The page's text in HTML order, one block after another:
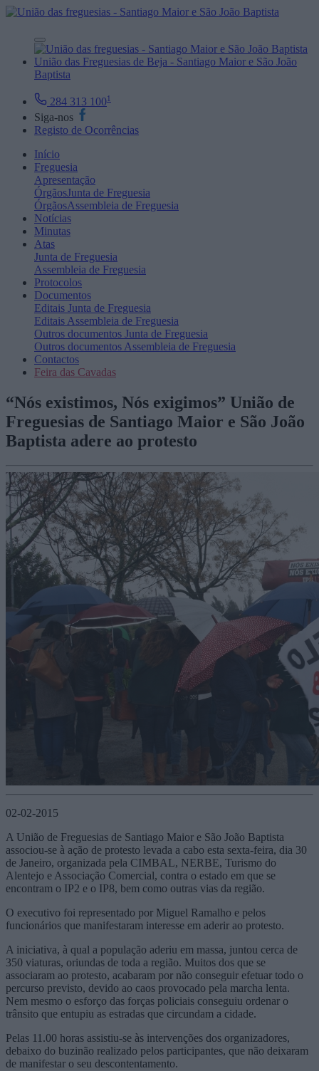
União das Freguesias de Beja - Santiago Maior e São João
Baptista
284 313 1001
Siga-nos
Registo de Ocorrências
Início
Freguesia
Apresentação
ÓrgãosJunta de Freguesia
ÓrgãosAssembleia de Freguesia
Notícias
Minutas
Atas
Junta de Freguesia
Assembleia de Freguesia
Protocolos
Documentos
Editais Junta de Freguesia
Editais Assembleia de Freguesia
Outros documentos Junta de Freguesia
Outros documentos Assembleia de Freguesia
Contactos
Feira das Cavadas
“Nós existimos, Nós exigimos” União de
Freguesias de Santiago Maior e São João
Baptista adere ao protesto
02-02-2015
A União de Freguesias de Santiago Maior e São João Baptista
associou-se à ação de protesto levada a cabo esta sexta-feira, dia 30
de Janeiro, organizada pela CIMBAL, NERBE, Turismo do
Alentejo e Associação Comercial, contra o estado em que se
encontram o IP2 e o IP8, bem como outras vias da região.
O executivo foi representado por Miguel Ramalho e pelos
funcionários que manifestaram interesse em aderir ao protesto.
A iniciativa, à qual a população aderiu em massa, juntou cerca de
350 viaturas, oriundas de toda a região. Muitos dos que se
associaram ao protesto, acabaram por não conseguir efetuar todo o
percurso previsto, devido ao caos provocado pela marcha lenta.
Nem mesmo o esforço das forças policiais conseguiu ordenar o
trânsito que entupiu as estradas que circundam a cidade.
Pelas 11.00 horas assistiu-se às intervenções dos organizadores,
debaixo do buzinão realizado pelos participantes, que não deixaram
de manifestar o seu descontentamento.